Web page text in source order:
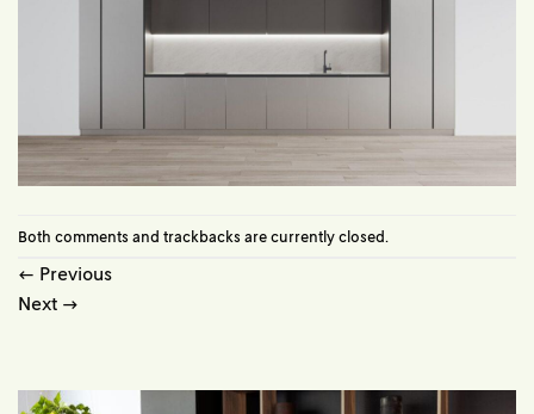
Both comments and trackbacks are currently closed.
← Previous
Next →